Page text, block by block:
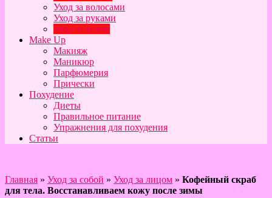
Уход за волосами
Уход за руками
Уход за телом
Make Up
Макияж
Маникюр
Парфюмерия
Прически
Похудение
Диеты
Правильное питание
Упражнения для похудения
Статьи
Главная » Уход за собой » Уход за лицом » Кофейный скраб
для тела. Восстанавливаем кожу после зимы